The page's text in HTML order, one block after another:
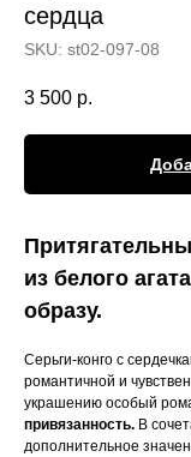
сердца
SKU: st02-097-08
3 500 р.
из белого
образу.
Серьги-конго с
романтичной и
украшению особый
привязанность. В
дополнительное